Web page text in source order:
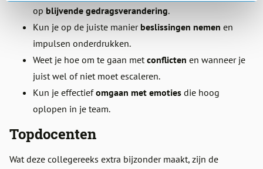
op blijvende gedragsverandering.
Kun je op de juiste manier beslissingen nemen en
impulsen onderdrukken.
Weet je hoe om te gaan metconflicten en wanneer je
juist wel of niet moet escaleren.
Kun je effectiefomgaan met emoties die hoog
oplopen in je team.
Topdocenten
Wat deze collegereeks extra bijzonder maakt, zijn de